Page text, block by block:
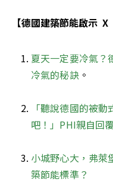
【德國建築節能啟示
夏天一定要冷氣？
冷氣的秘訣。
「聽說德國的被
吧！」PHI親自回
小城野心大，弗萊
築節能標準？